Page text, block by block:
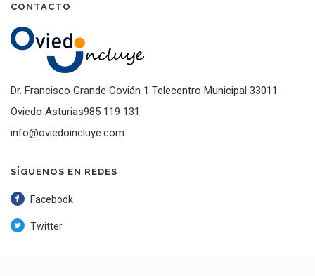
CONTACTO
Dr. Francisco Grande Covián 1 Telecentro Municipal 33011
Oviedo Asturias985 119 131
info@oviedoincluye.com
SÍGUENOS EN REDES
Facebook
Twitter